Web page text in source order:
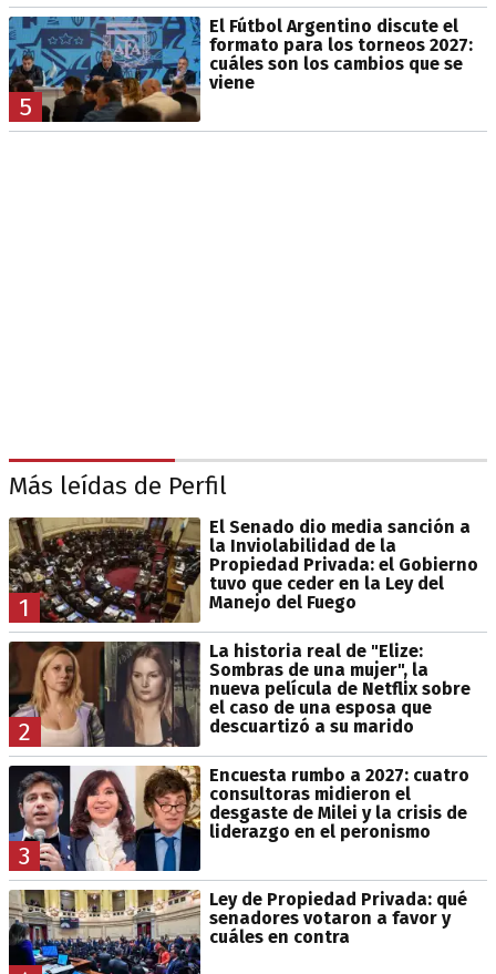
5
El Fútbol Argentino discute el
formato para los torneos 2027:
cuáles son los cambios que se
viene
Más leídas de Perfil
1
El Senado dio media sanción a
la Inviolabilidad de la
Propiedad Privada: el Gobierno
tuvo que ceder en la Ley del
Manejo del Fuego
2
La historia real de "Elize:
Sombras de una mujer", la
nueva película de Netflix sobre
el caso de una esposa que
descuartizó a su marido
3
Encuesta rumbo a 2027: cuatro
consultoras midieron el
desgaste de Milei y la crisis de
liderazgo en el peronismo
Ley de Propiedad Privada: qué
senadores votaron a favor y
cuáles en contra